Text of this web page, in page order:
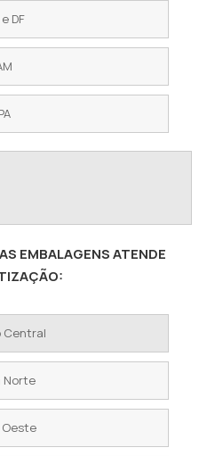
DF
EMBALAGENS ATENDE
Central
Norte
Oeste